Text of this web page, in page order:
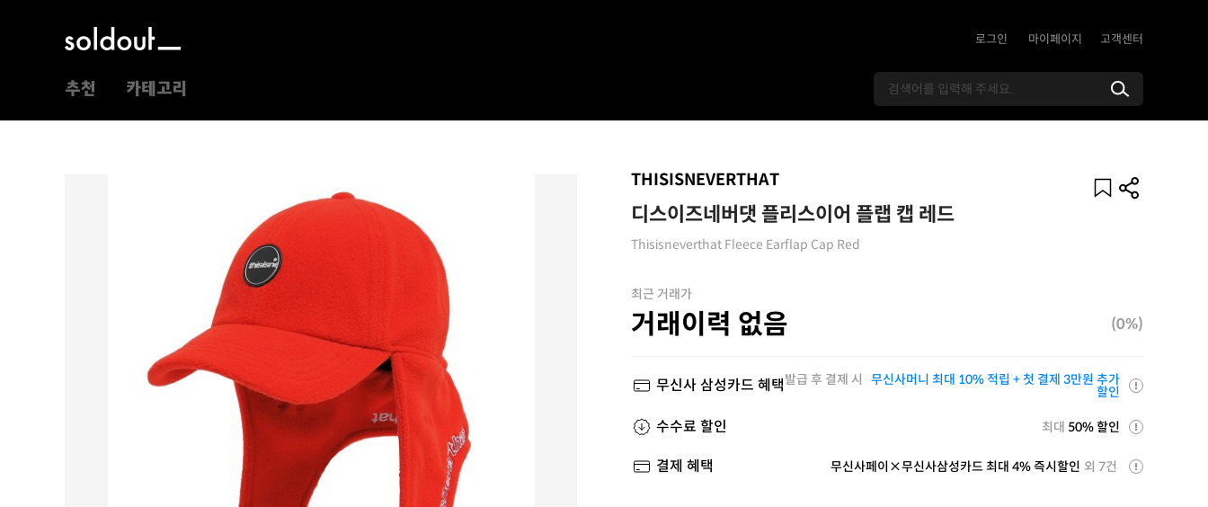
로그인 마이페이지 고객센터
추천 카테고리
THISISNEVERTHAT
디스이즈네버댓 플리스이어 플랩 캡 레드
Thisisneverthat Fleece Earflap Cap Red
최근 거래가
거래이력 없음 (0%)
무신사 삼성카드 혜택발급 후 결제 시 무신사머니 최대 10% 적립 + 첫 결제 3만원 추가
할인
수수료 할인 최대 50% 할인
결제 혜택 무신사페이×무신사삼성카드 최대 4% 즉시할인 외 7건